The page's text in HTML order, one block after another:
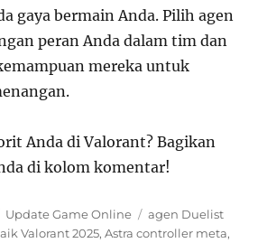
gaya bermain Anda. Pilih agen
peran Anda dalam tim dan
mereka untuk
Anda di Valorant? Bagikan
di kolom komentar!
Categories
Update Game Online Tags
agen Duelist
Valorant 2025,Astra controller meta,